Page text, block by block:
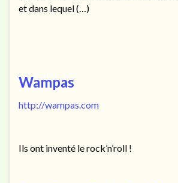
et dans lequel (…)
Wampas
http://wampas.com
Ils ont inventé le rock’n’roll !